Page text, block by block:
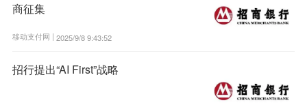
商征集
移动支付网 | 2025/9/8 9:43:52
招行提出“AI First”战略